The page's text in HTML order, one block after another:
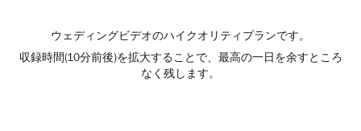
ウェディングビデオのハイクオリティプランです。
収録時間(10分前後)を拡大することで、最高の一日を余すところ
なく残します。